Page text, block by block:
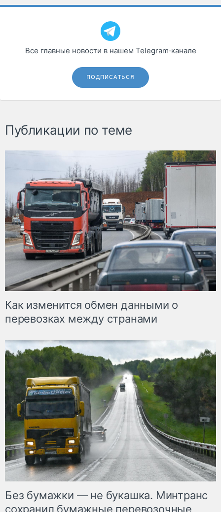
Все главные новости в нашем Telegram‑канале
ПОДПИСАТЬСЯ
Публикации по теме
Как изменится обмен данными о
перевозках между странами
Без бумажки — не букашка. Минтранс
сохранил бумажные перевозочные